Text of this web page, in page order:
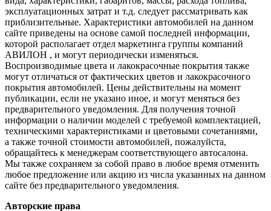
эксплуатационных затрат и т.д. следует рассматривать как
приблизительные. Характеристики автомобилей на данном
сайте приведены на основе самой последней информации,
которой располагает отдел маркетинга группы компаний
АВИЛОН , и могут периодически изменяться.
Воспроизводимые цвета и лакокрасочные покрытия также
могут отличаться от фактических цветов и лакокрасочного
покрытия автомобилей. Цены действительны на момент
публикации, если не указано иное, и могут меняться без
предварительного уведомления. Для получения точной
информации о наличии моделей с требуемой комплектацией,
техническими характеристиками и цветовыми сочетаниями,
а также точной стоимости автомобилей, пожалуйста,
обращайтесь к менеджерам соответствующего автосалона.
Мы также сохраняем за собой право в любое время отменить
любое предложение или акцию из числа указанных на данном
сайте без предварительного уведомления.
Авторские права